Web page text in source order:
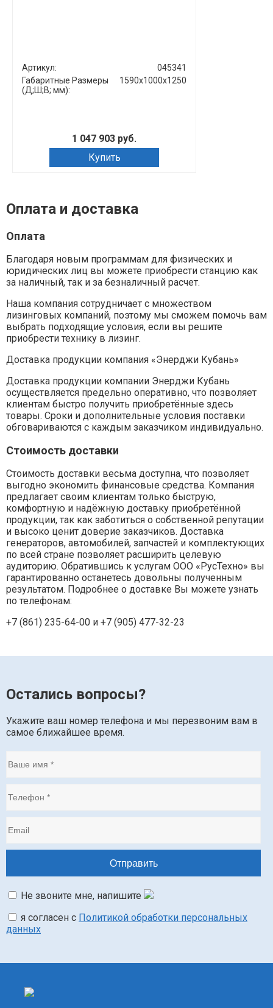
Артикул:
045341
Габаритные Размеры
(Д;Ш;В; мм):
1590x1000x1250
1 047 903 руб.
Купить
Оплата и доставка
Оплата
Благодаря новым программам для физических и
юридических лиц вы можете приобрести станцию как
за наличный, так и за безналичный расчет.
Наша компания сотрудничает с множеством
лизинговых компаний, поэтому мы сможем помочь вам
выбрать подходящие условия, если вы решите
приобрести технику в лизинг.
Доставка продукции компания «Энерджи Кубань»
Доставка продукции компании Энерджи Кубань
осуществляется предельно оперативно, что позволяет
клиентам быстро получить приобретённые здесь
товары. Сроки и дополнительные условия поставки
обговариваются с каждым заказчиком индивидуально.
Стоимость доставки
Стоимость доставки весьма доступна, что позволяет
выгодно экономить финансовые средства. Компания
предлагает своим клиентам только быструю,
комфортную и надёжную доставку приобретённой
продукции, так как заботиться о собственной репутации
и высоко ценит доверие заказчиков. Доставка
генераторов, автомобилей, запчастей и комплектующих
по всей стране позволяет расширить целевую
аудиторию. Обратившись к услугам ООО «РусТехно» вы
гарантированно останетесь довольны полученным
результатом. Подробнее о доставке Вы можете узнать
по телефонам:
+7 (861) 235-64-00 и +7 (905) 477-32-23
Остались вопросы?
Укажите ваш номер телефона и мы перезвоним вам в
самое ближайшее время.
Не звоните мне, напишите
я согласен с Политикой обработки персональных
данных